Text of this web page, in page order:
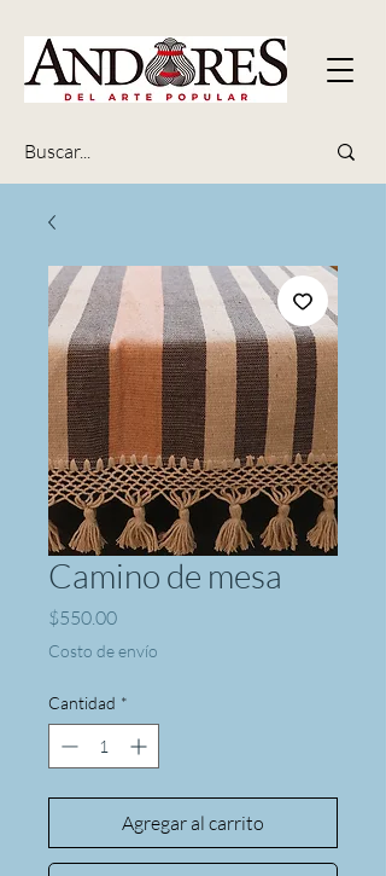
Camino de mesa
$550.00Precio
Costo de envío
Cantidad *
Agregar al carrito